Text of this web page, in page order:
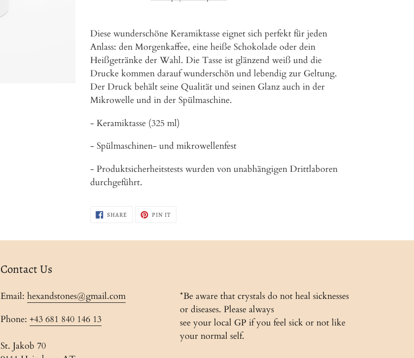
product
to
your
cart
Diese wunderschöne Keramiktasse eignet sich perfekt für jeden
Anlass: den Morgenkaffee, eine heiße Schokolade oder dein
Heißgetränke der Wahl. Die Tasse ist glänzend weiß und die
Drucke kommen darauf wunderschön und lebendig zur Geltung.
Der Druck behält seine Qualität und seinen Glanz auch in der
Mikrowelle und in der Spülmaschine.
- Keramiktasse (325 ml)
- Spülmaschinen- und mikrowellenfest
- Produktsicherheitstests wurden von unabhängigen Drittlaboren
durchgeführt.
SHARESHARE
ON
PIN ITPIN
Contact Us
Email:hexandstones@gmail.com
Phone:+43 681 840 146 13
St. Jakob 70
*Be aware that crystals do not heal sicknesses
or diseases. Please always
see your local GP if you feel sick or not like
your normal self.